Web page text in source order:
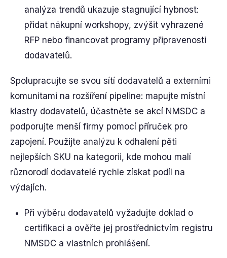
analýza trendů ukazuje stagnující hybnost:
přidat nákupní workshopy, zvýšit vyhrazené
RFP nebo financovat programy připravenosti
dodavatelů.
Spolupracujte se svou sítí dodavatelů a externími
komunitami na rozšíření pipeline: mapujte místní
klastry dodavatelů, účastněte se akcí NMSDC a
podporujte menší firmy pomocí příruček pro
zapojení. Použijte analýzu k odhalení pěti
nejlepších SKU na kategorii, kde mohou malí
různorodí dodavatelé rychle získat podíl na
výdajích.
Při výběru dodavatelů vyžadujte doklad o
certifikaci a ověřte jej prostřednictvím registru
NMSDC a vlastních prohlášení.